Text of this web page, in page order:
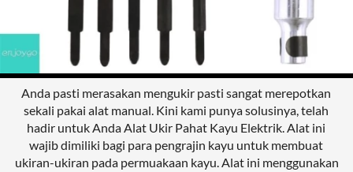
Anda pasti merasakan mengukir pasti sangat merepotkan
sekali pakai alat manual. Kini kami punya solusinya, telah
hadir untuk Anda Alat Ukir Pahat Kayu Elektrik. Alat ini
wajib dimiliki bagi para pengrajin kayu untuk membuat
ukiran-ukiran pada permuakaan kayu. Alat ini menggunakan